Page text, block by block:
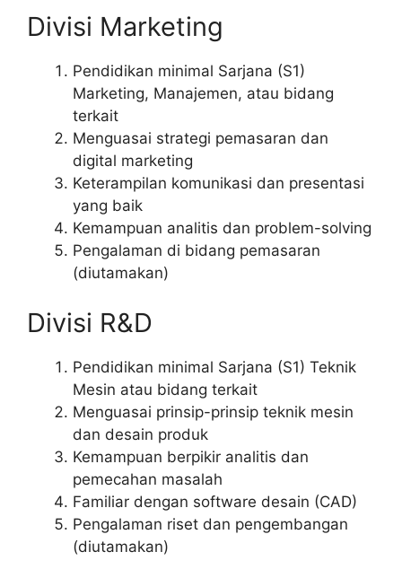
Divisi Marketing
Pendidikan minimal Sarjana (S1)
Marketing, Manajemen, atau bidang
terkait
Menguasai strategi pemasaran dan
digital marketing
Keterampilan komunikasi dan presentasi
yang baik
Kemampuan analitis dan problem-solving
Pengalaman di bidang pemasaran
(diutamakan)
Divisi R&D
Pendidikan minimal Sarjana (S1) Teknik
Mesin atau bidang terkait
Menguasai prinsip-prinsip teknik mesin
dan desain produk
Kemampuan berpikir analitis dan
pemecahan masalah
Familiar dengan software desain (CAD)
Pengalaman riset dan pengembangan
(diutamakan)